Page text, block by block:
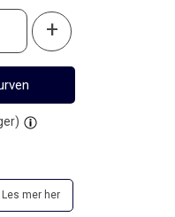
+
Les mer her